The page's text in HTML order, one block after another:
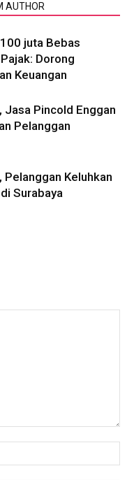
AUTHOR
juta Bebas
Dorong
Keuangan
Jasa Pincold Enggan
Pelanggan
Pelanggan Keluhkan
Surabaya